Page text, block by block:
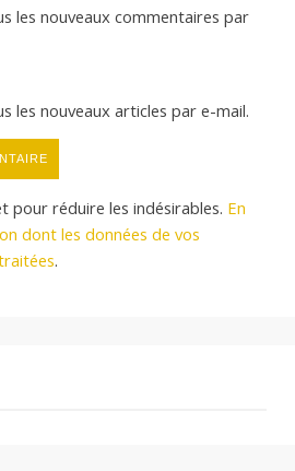
les nouveaux commentaires par
les nouveaux articles par e-mail.
pour réduire les indésirables. En
dont les données de vos
.